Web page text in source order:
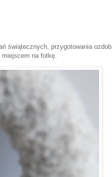
świątecznych, przygotowania
na fotkę.